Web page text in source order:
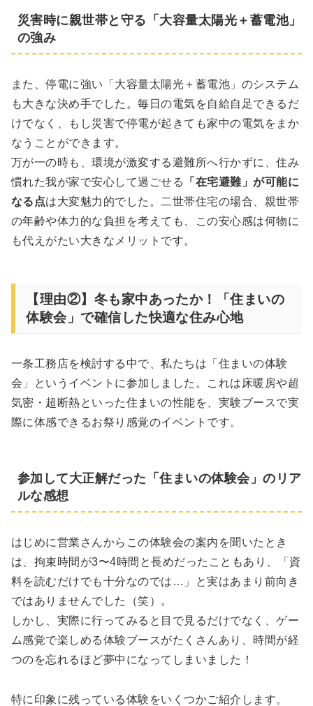
災害時に親世帯と守る「大容量太陽光＋蓄電池」
の強み
また、停電に強い「大容量太陽光＋蓄電池」のシステム
も大きな決め手でした。毎日の電気を自給自足できるだ
けでなく、もし災害で停電が起きても家中の電気をまか
なうことができます。
万が一の時も、環境が激変する避難所へ行かずに、住み
慣れた我が家で安心して過ごせる
「在宅避難」が可能に
なる点は大変魅力的でした。二世帯住宅の場合、親世帯
の年齢や体力的な負担を考えても、この安心感は何物に
も代えがたい大きなメリットです。
【理由②】冬も家中あったか！「住まいの
体験会」で確信した快適な住み心地
一条工務店を検討する中で、私たちは「住まいの体験
会」というイベントに参加しました。これは床暖房や超
気密・超断熱といった住まいの性能を、実験ブースで実
際に体感できるお祭り感覚のイベントです。
参加して大正解だった「住まいの体験会」のリア
ルな感想
はじめに営業さんからこの体験会の案内を聞いたとき
は、拘束時間が3〜4時間と長めだったこともあり、「資
料を読むだけでも十分なのでは…」と実はあまり前向き
ではありませんでした（笑）。
しかし、実際に行ってみると目で見るだけでなく、ゲー
ム感覚で楽しめる体験ブースがたくさんあり、時間が経
つのを忘れるほど夢中になってしまいました！
特に印象に残っている体験をいくつかご紹介します。